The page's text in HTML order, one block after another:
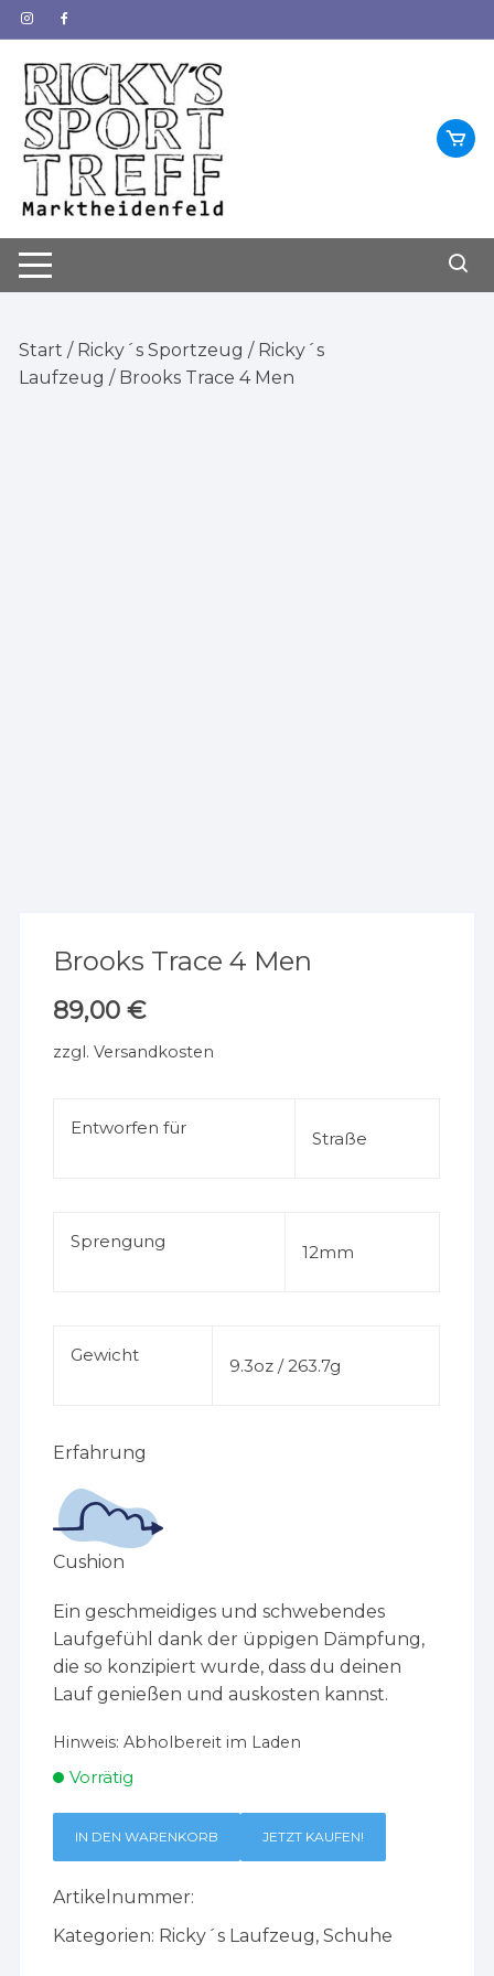
Zum
Inhalt
springen
Start / Ricky´s Sportzeug / Ricky´s
Laufzeug / Brooks Trace 4 Men
Brooks Trace 4 Men
89,00€
zzgl.Versandkosten
Entworfen für
Straße
Sprengung
12mm
Gewicht
9.3oz / 263.7g
Erfahrung
Cushion
Ein geschmeidiges und schwebendes
Laufgefühl dank der üppigen Dämpfung,
die so konzipiert wurde, dass du deinen
Lauf genießen und auskosten kannst.
Hinweis:Abholbereit im Laden
Vorrätig
IN DEN WARENKORB JETZT KAUFEN!
Artikelnummer:
Kategorien: Ricky´s Laufzeug,Schuhe